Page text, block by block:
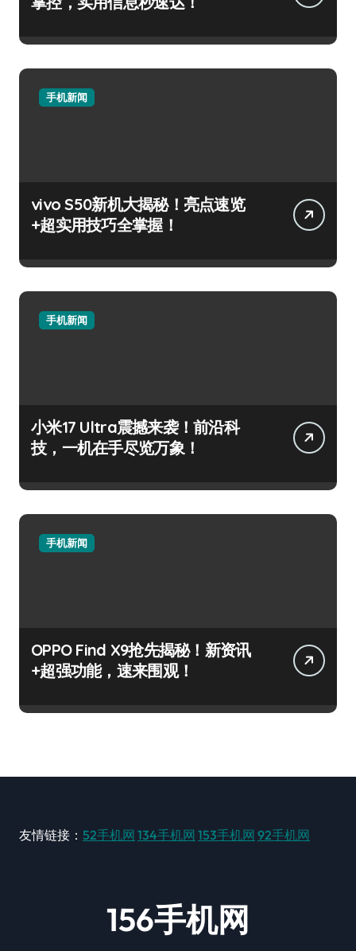
手机新闻
vivo S50新机大揭秘！亮点速览
+超实用技巧全掌握！
手机新闻
小米17 Ultra震撼来袭！前沿科
技，一机在手尽览万象！
手机新闻
OPPO Find X9抢先揭秘！新资讯
+超强功能，速来围观！
友情链接： 52手机网 134手机网 153手机网 92手机网
156手机网